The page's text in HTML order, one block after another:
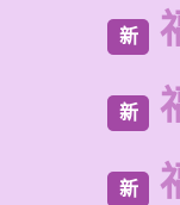
新
新
新